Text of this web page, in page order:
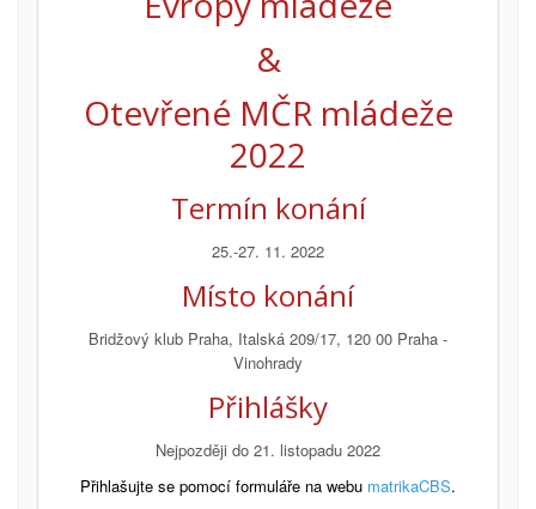
&
Otevřené MČR mládeže
2022
Termín konání
25.-27. 11. 2022
Místo konání
Bridžový klub Praha, Italská 209/17, 120 00 Praha -
Vinohrady
Přihlášky
Nejpozději do 21. listopadu 2022
Přihlašujte se pomocí formuláře na webu matrikaCBS.